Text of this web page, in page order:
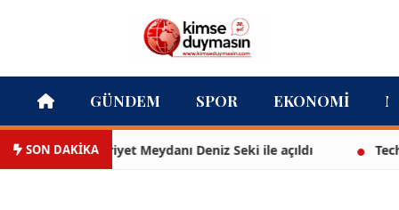
GÜNDEM SPOR EKONOMI
SON DAKİKA
Cumhuriyet Meydanı Deniz Seki ile açıldı